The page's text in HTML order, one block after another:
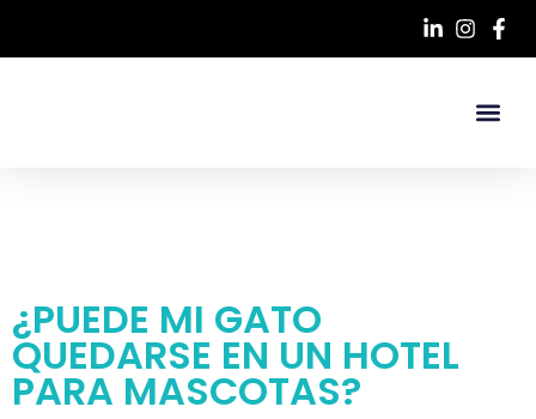
¿PUEDE MI GATO
QUEDARSE EN UN HOTEL
PARA MASCOTAS?